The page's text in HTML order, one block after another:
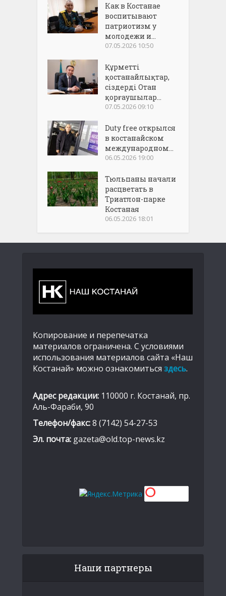
Как в Костанае
воспитывают
патриотизм у
молодежи и...
07.05.2026 10:50
Құрметті
қостанайлықтар,
сіздерді Отан
қорғаушылар...
07.05.2026 09:10
Duty free открылся
в костанайском
международном...
06.05.2026 19:00
Тюльпаны начали
расцветать в
Триатлон-парке
Костаная
06.05.2026 18:01
Копирование и перепечатка
материалов ограничена. С условиями
использования материалов сайта «Наш
Костанай» можно ознакомиться здесь.
Адрес редакции: 110000 г. Костанай, пр.
Аль-Фараби, 90
Телефон/факс:8 (7142) 54-27-53
Эл. почта: gazeta@old.top-news.kz
Наши партнеры